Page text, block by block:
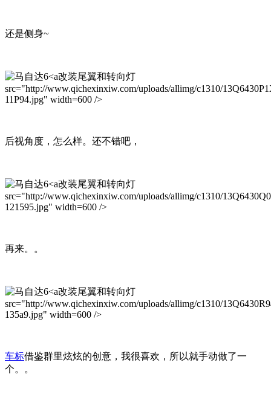
还是侧身~
改装尾翼和转向灯
src="http://www.qichexinxiw.com/uploads/allimg/c1310/
11P94.jpg" width=600 />
后视角度，怎么样。还不错吧，
改装尾翼和转向灯
src="http://www.qichexinxiw.com/uploads/allimg/c1310/
121595.jpg" width=600 />
再来。。
改装尾翼和转向灯
src="http://www.qichexinxiw.com/uploads/allimg/c1310/
135a9.jpg" width=600 />
车标借鉴群里炫炫的创意，我很喜欢，所以就手动做了一
个。。